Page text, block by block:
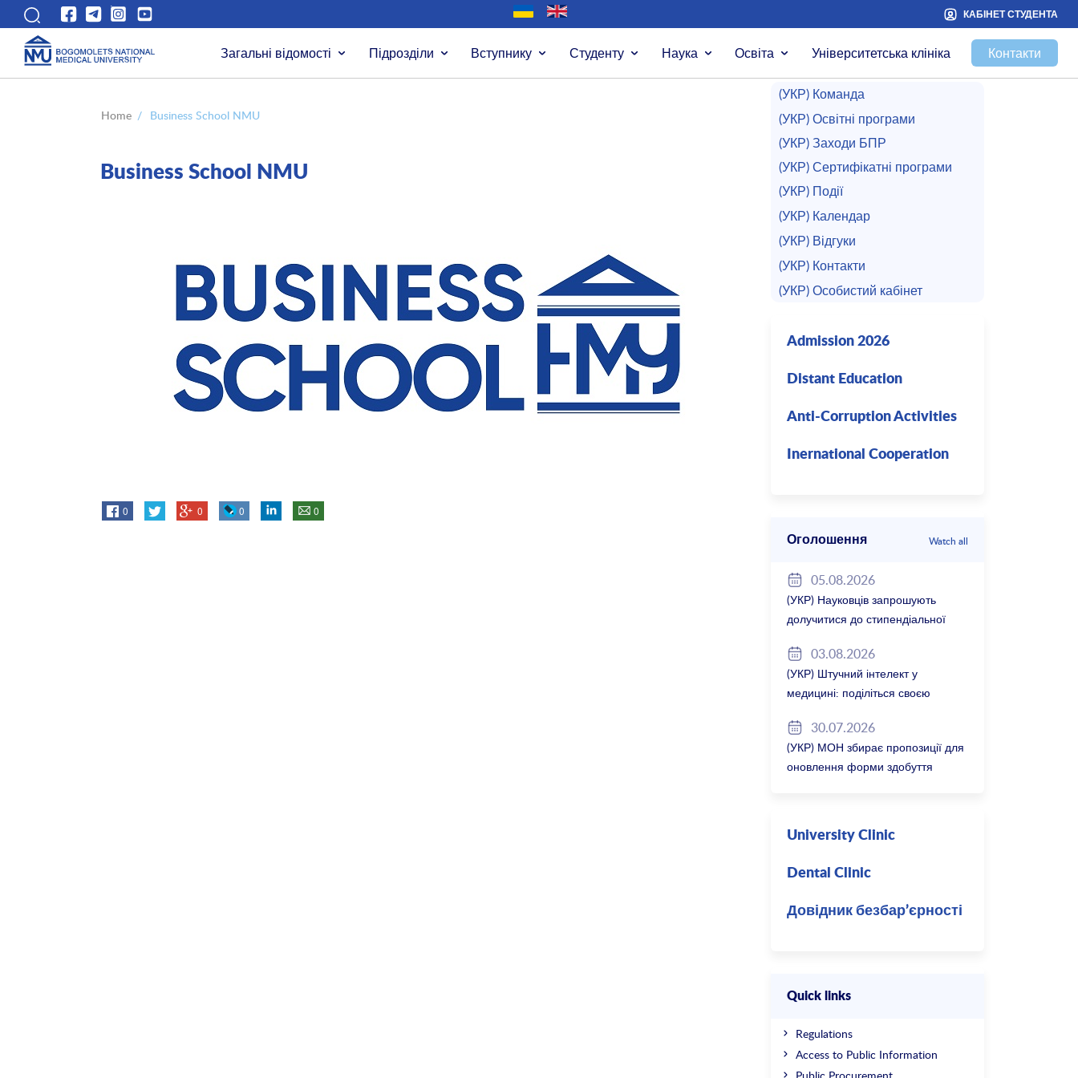
КАБІНЕТ СТУДЕНТА
Загальні відомості Підрозділи Вступнику Студенту Наука Освіта Університетська клініка Контакти
Home / Business School NMU
Business School NMU
0 0 0 0
(УКР) Команда
(УКР) Освітні програми
(УКР) Заходи БПР
(УКР) Сертифікатні програми
(УКР) Події
(УКР) Календар
(УКР) Відгуки
(УКР) Контакти
(УКР) Особистий кабінет
Admission 2026
Distant Education
Anti-Corruption Activities
Inernational Cooperation
Оголошення Watch all
05.08.2026
(УКР) Науковців запрошують
долучитися до стипендіальної
Баварія 2027/28
03.08.2026
(УКР) Штучний інтелект у
медицині: поділіться своєю
30.07.2026
(УКР) МОН збирає пропозиції для
оновлення форми здобуття
University Clinic
Dental Clinic
Довідник безбар’єрності
Quick links
Regulations
Access to Public Information